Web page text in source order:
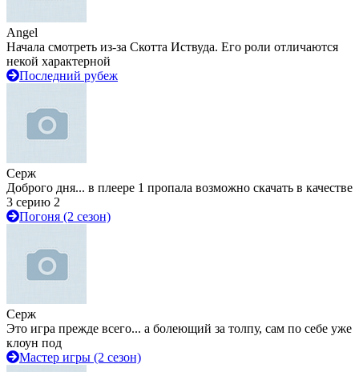
Angel
Начала смотреть из-за Скотта Иствуда. Его роли отличаются
некой характерной
Последний рубеж
Серж
Доброго дня... в плеере 1 пропала возможно скачать в качестве
3 серию 2
Погоня (2 сезон)
Серж
Это игра прежде всего... а болеющий за толпу, сам по себе уже
клоун под
Мастер игры (2 сезон)